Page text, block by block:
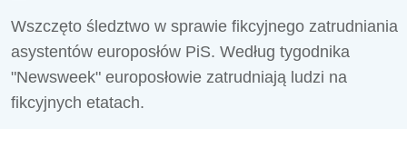
Wszczęto śledztwo w sprawie fikcyjnego zatrudniania
asystentów europosłów PiS. Według tygodnika
"Newsweek" europosłowie zatrudniają ludzi na
fikcyjnych etatach.